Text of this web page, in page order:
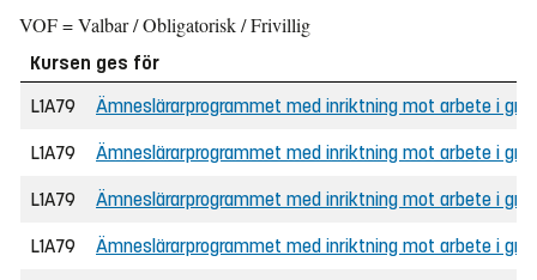
VOF = Valbar / Obligatorisk / Frivillig
Kursen ges för
L1A79
Ämneslärarprogrammet med inriktning mot arbete i
L1A79 Ämneslärarprogrammet med inriktning mot arbete i
L1A79 Ämneslärarprogrammet med inriktning mot arbete i
L1A79 Ämneslärarprogrammet med inriktning mot arbete i